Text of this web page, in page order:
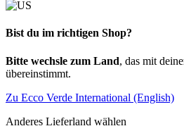
Bist du im richtigen Shop?
Bitte wechsle zum Land, das mit
übereinstimmt.
Zu Ecco Verde International (English)
Anderes Lieferland wählen